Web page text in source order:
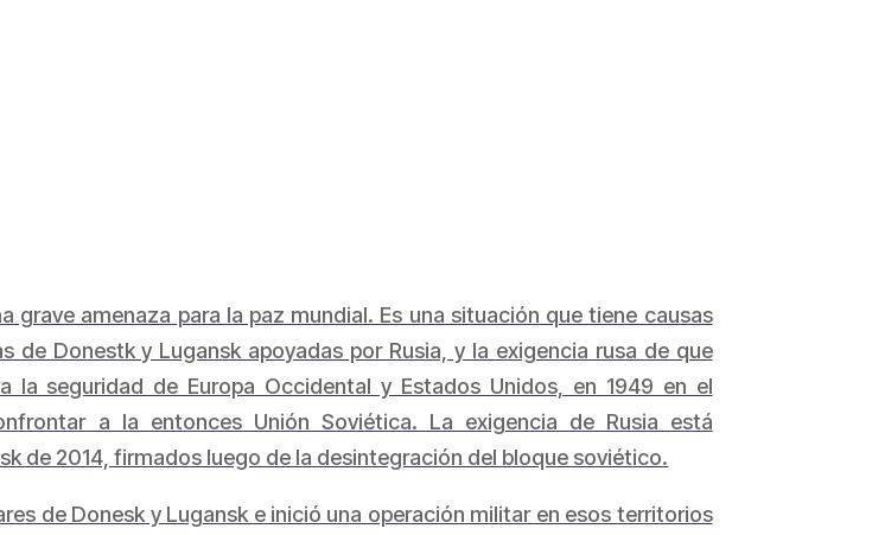
amenaza para la paz mundial. Es una situación que tiene causas
Donestk y Lugansk apoyadas por Rusia, y la exigencia rusa de que
la seguridad de Europa Occidental y Estados Unidos, en 1949 en el
a la entonces Unión Soviética. La exigencia de Rusia está
de 2014, firmados luego de la desintegración del bloque soviético.
de Donesk y Lugansk e inició una operación militar en esos territorios